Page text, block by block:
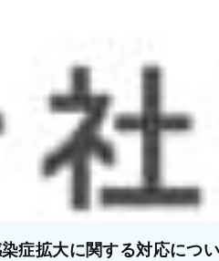
症拡大に関する対応につ